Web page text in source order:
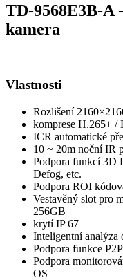
TD-9568E3B-A
kamera
Vlastnosti
Rozlišení
komprese H.265+ /
ICR automatické
10 ~ 20m noční IR
Podpora funkcí
Defog, etc.
Podpora ROI
Vestavěný slot pro
256GB
krytí IP 67
Inteligentní analýza
Podpora funkce P2P
Podpora
OS